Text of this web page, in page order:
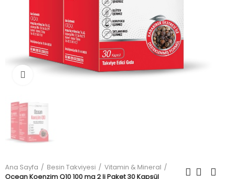
Ana Sayfa Besin Takviyesi
Vitamin & Mineral
Ocean Koenzim Q10 100 mg 2 li Paket 30 Kapsül